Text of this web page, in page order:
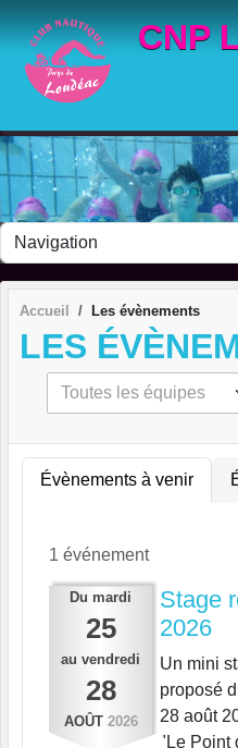
CNP
Accueil Les évènements
LES
Évènements à venir
1 événement
Du mardi
25
au vendredi
28
AOÛT 2026
Stage
2026
Un mini
proposé
28 août
"Le Point